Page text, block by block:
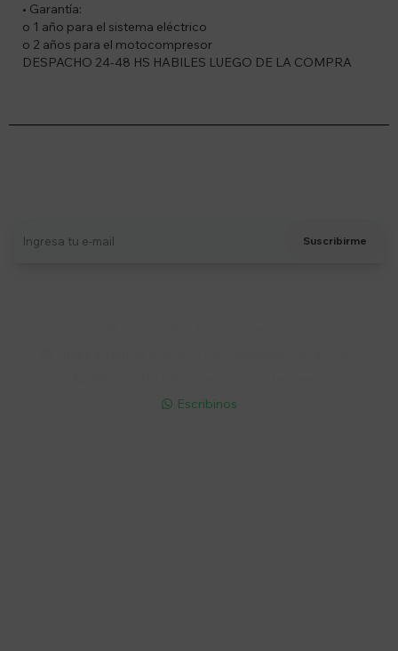
• Garantía:
o 1 año para el sistema eléctrico
o 2 años para el motocompresor
DESPACHO 24-48 HS HABILES LUEGO DE LA COMPRA
Suscribirme
 Escribinos